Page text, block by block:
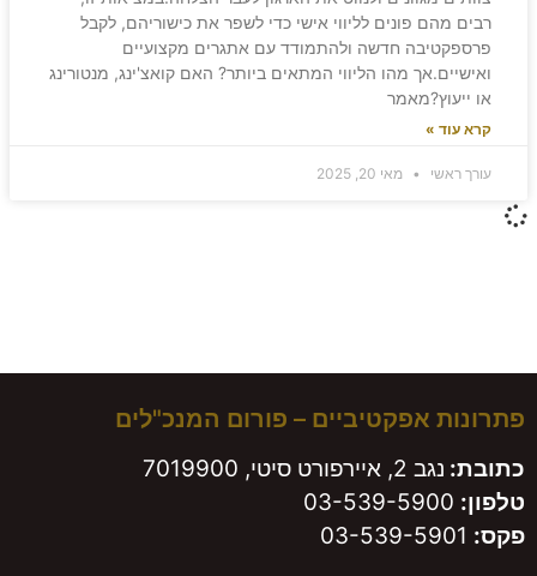
רבים מהם פונים לליווי אישי כדי לשפר את כישוריהם, לקבל
פרספקטיבה חדשה ולהתמודד עם אתגרים מקצועיים
ואישיים.אך מהו הליווי המתאים ביותר? האם קואצ'ינג, מנטורינג
או ייעוץ?מאמר
קרא עוד »
עורך ראשי מאי 20, 2025
פתרונות אפקטיביים – פורום המנכ"לים
כתובת: נגב 2, איירפורט סיטי, 7019900
טלפון: 03-539-5900
פקס: